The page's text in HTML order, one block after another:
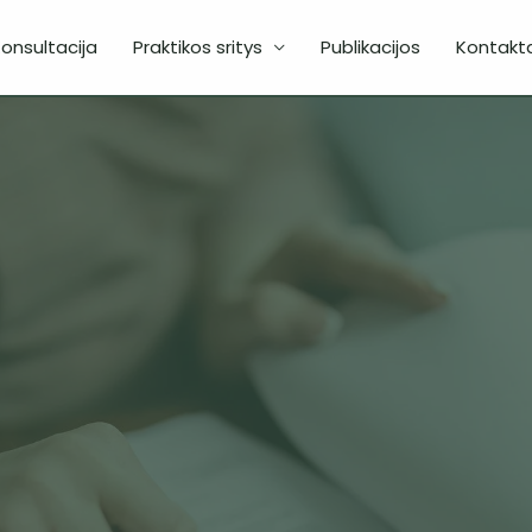
Praktikos sritys Publikacijos